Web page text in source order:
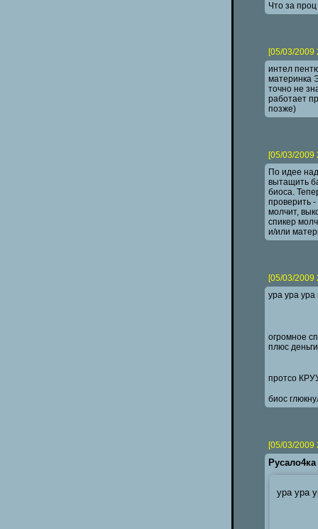
Что за
[05/03/2009
интел
материнка
точно не
работает
позже)
[05/03/2009
По идее
вытащить
биоса.
проверить
молчит,
спикер
и/или
[05/03/2009
ура ура
огромное
плюс
протсо
биос
[05/03/2009
Русало4ка
ура ура